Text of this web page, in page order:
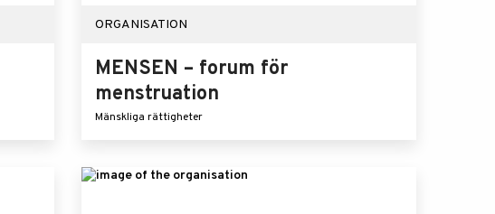
ORGANISATION
MENSEN – forum för
menstruation
Mänskliga rättigheter